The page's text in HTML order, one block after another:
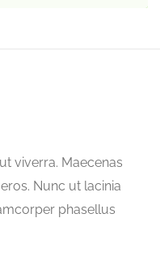
viverra. Maecenas
Nunc ut lacinia
phasellus